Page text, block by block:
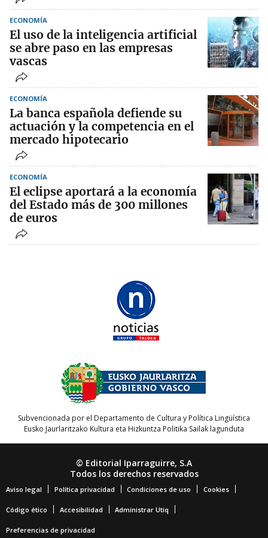
ECONOMÍA
El uso de la inteligencia artificial
se abre paso en las empresas
vascas
ECONOMÍA
La banca española defiende su
actuación y la competencia en el
mercado hipotecario
ECONOMÍA
El eclipse aportará a la economía
del Estado más de 300 millones
de euros
Subvencionada por el Departamento de Cultura y Política Lingüística
Eusko Jaurlaritzako Kultura eta Hizkuntza Politika Sailak lagunduta
© Editorial Iparraguirre, S.A
Todos los derechos reservados
Aviso legal Política privacidad Condiciones de uso Cookies
Código ético Accesibilidad Administrar Utiq
Preferencias de privacidad